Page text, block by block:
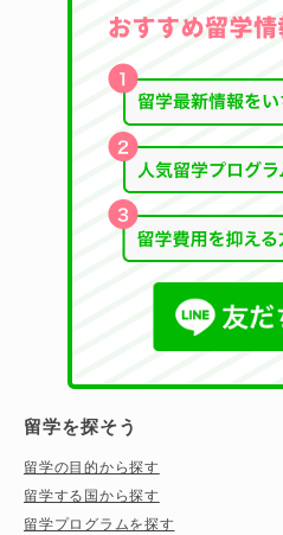
留学を探そう
留学の目的から探す
留学する国から探す
留学プログラムを探す